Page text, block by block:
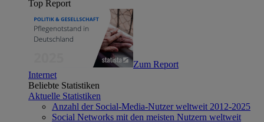
Top Report
Zum Report
Internet
Beliebte Statistiken
Aktuelle Statistiken
Anzahl der Social-Media-Nutzer weltweit 2012-2025
Social Networks mit den meisten Nutzern weltweit